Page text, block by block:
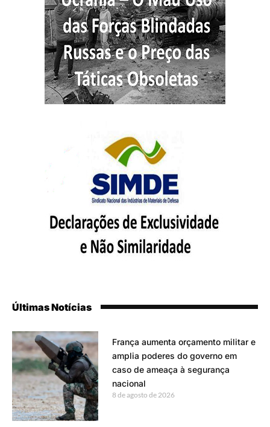
Últimas Notícias
França aumenta orçamento militar e
amplia poderes do governo em
caso de ameaça à segurança
nacional
8 de agosto de 2026